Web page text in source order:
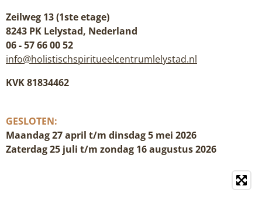
Zeilweg 13 (1ste etage)
8243 PK Lelystad, Nederland
06 - 57 66 00 52
info@holistischspiritueelcentrumlelystad.nl
KVK 81834462
GESLOTEN:
Maandag 27 april t/m dinsdag 5 mei 2026
Zaterdag 25 juli t/m zondag 16 augustus 2026